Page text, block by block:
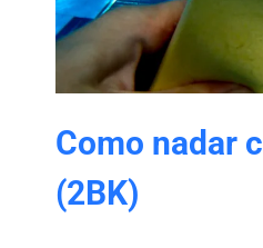
Como nadar
(2BK)